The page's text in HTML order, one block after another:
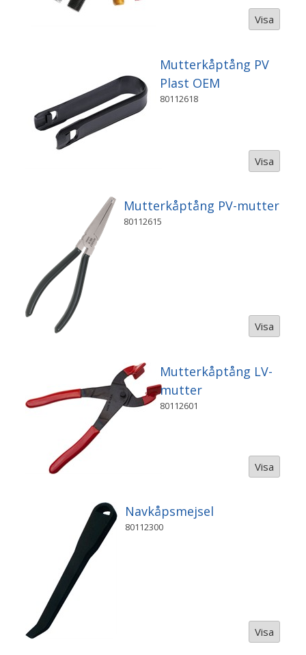
Visa
Mutterkåptång PV
Plast OEM
80112618
Visa
Mutterkåptång PV-mutter
80112615
Visa
Mutterkåptång LV-
mutter
80112601
Visa
Navkåpsmejsel
80112300
Visa